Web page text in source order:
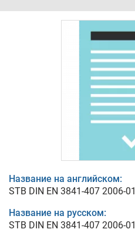
Название на английском:
STB DIN EN 3841-407 2006-01
Название на русском:
STB DIN EN 3841-407 2006-01